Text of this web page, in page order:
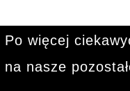
Po więcej
na nasze